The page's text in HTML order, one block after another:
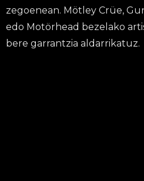
zegoenean. Mötley Crüe,
edo Motörhead bezelako
bere garrantzia aldarrikatuz.